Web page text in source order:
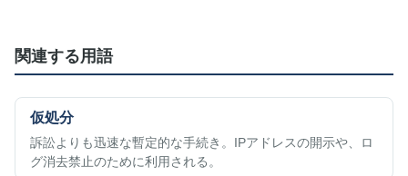
関連する用語
仮処分
訴訟よりも迅速な暫定的な手続き。IPアドレスの開示や、ロ
グ消去禁止のために利用される。